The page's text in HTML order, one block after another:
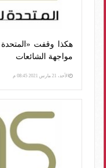
هكذا وقفت
مواجهة الشائعات
الأحد، 21 مارس 2021 08:45 م